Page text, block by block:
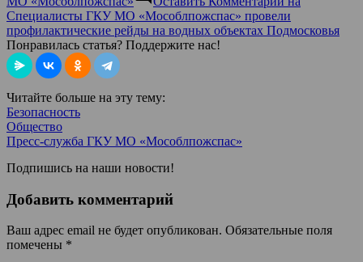
Специалисты ГКУ МО «Мособлпожспас» провели
профилактические рейды на водных объектах Подмосковья
Понравилась статья? Поддержите нас!
Читайте больше на эту тему:
Безопасность
Общество
Пресс-служба ГКУ МО «Мособлпожспас»
Подпишись на наши новости!
Добавить комментарий
Ваш адрес email не будет опубликован. Обязательные поля
помечены *